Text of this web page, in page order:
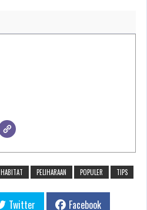
HABITAT PELIHARAAN POPULER TIPS
Twitter Facebook